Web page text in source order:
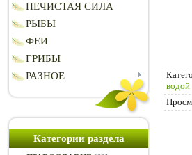
НЕЧИСТАЯ СИЛА
РЫБЫ
ФЕИ
ГРИБЫ
РАЗНОЕ
Категории раздела
водой